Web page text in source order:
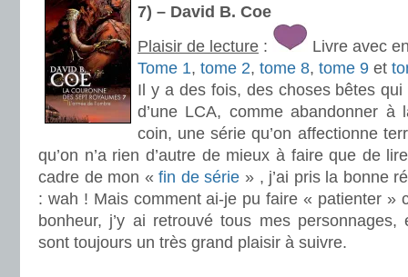
7) – David B. Coe
Plaisir de lecture :
Livre avec
Tome 1, tome 2, tome 8, tome 9 et
Il y a des fois, des choses bêtes
d’une LCA, comme abandonner
coin, une série qu’on affectionne
qu’on n’a rien d’autre de mieux à faire que de
cadre de mon «fin de série » , j’ai pris la bonne
: wah ! Mais comment ai-je pu faire « patienter »
bonheur, j’y ai retrouvé tous mes
sont toujours un très grand plaisir à suivre.